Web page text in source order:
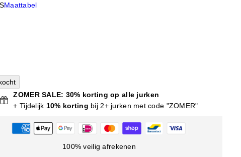
SMaattabel
ZOMER SALE: 30% korting op alle jurken
+ Tijdelijk 10% korting bij 2+ jurken met code "ZOMER"
100% veilig afrekenen